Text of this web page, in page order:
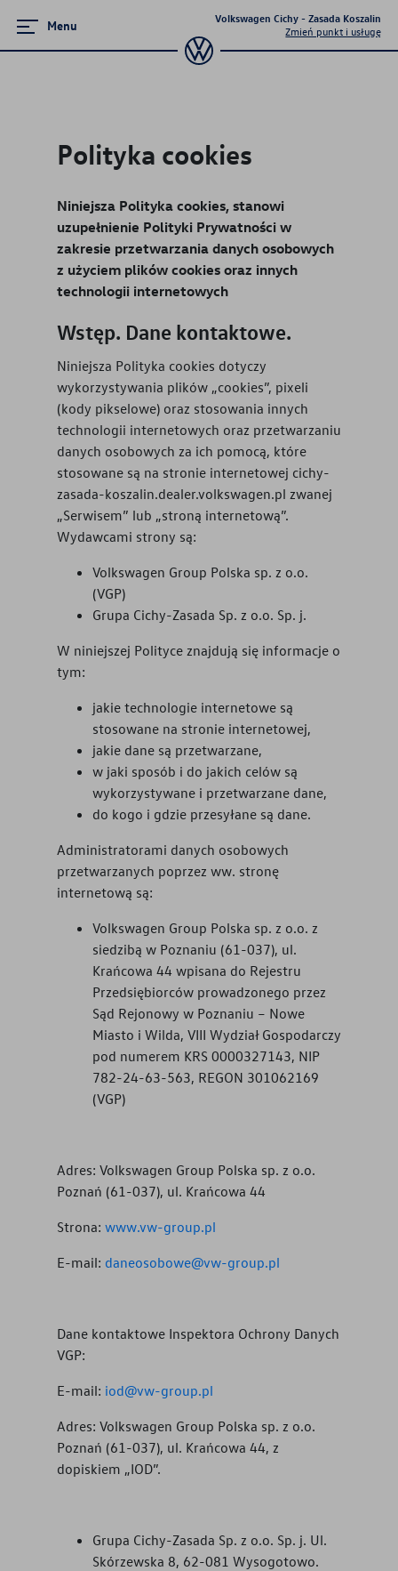
Menu
Volkswagen Cichy - Zasada Koszalin
Zmień punkt i usługę
Promocje i aktualności
Modele osobowe
Dostępne od ręki
Finansowanie
Ubezpieczenia
OTOMOTO.PL
Gwarancja i ochrona
Serwis
Akcesoria
Mapa i kontakt
Seria: "Szczególnie zadowolony
Konfigurator jazdy próbnej
Polityka cookies
Niniejsza Polityka cookies, stanowi
uzupełnienie Polityki Prywatności w
zakresie przetwarzania danych osobowych
z użyciem plików cookies oraz innych
technologii internetowych
Wstęp. Dane kontaktowe.
Niniejsza Polityka cookies dotyczy
wykorzystywania plików „cookies”, pixeli
(kody pikselowe) oraz stosowania innych
technologii internetowych oraz przetwarzaniu
danych osobowych za ich pomocą, które
stosowane są na stronie internetowej cichy-
zasada-koszalin.dealer.volkswagen.pl zwanej
„Serwisem” lub „stroną internetową”.
Wydawcami strony są:
Volkswagen Group Polska sp. z o.o.
(VGP)
Grupa Cichy-Zasada Sp. z o.o. Sp. j.
W niniejszej Polityce znajdują się informacje o
tym:
jakie technologie internetowe są
stosowane na stronie internetowej,
jakie dane są przetwarzane,
w jaki sposób i do jakich celów są
wykorzystywane i przetwarzane dane,
do kogo i gdzie przesyłane są dane.
Administratorami danych osobowych
przetwarzanych poprzez ww. stronę
internetową są:
Volkswagen Group Polska sp. z o.o. z
siedzibą w Poznaniu (61-037), ul.
Krańcowa 44 wpisana do Rejestru
Przedsiębiorców prowadzonego przez
Sąd Rejonowy w Poznaniu – Nowe
Miasto i Wilda, VIII Wydział Gospodarczy
pod numerem KRS 0000327143, NIP
782-24-63-563, REGON 301062169
(VGP)
Adres: Volkswagen Group Polska sp. z o.o.
Poznań (61-037), ul. Krańcowa 44
Strona: www.vw-group.pl
E-mail: daneosobowe@vw-group.pl
Dane kontaktowe Inspektora Ochrony Danych
VGP:
E-mail: iod@vw-group.pl
Adres: Volkswagen Group Polska sp. z o.o.
Poznań (61-037), ul. Krańcowa 44, z
dopiskiem „IOD”.
Grupa Cichy-Zasada Sp. z o.o. Sp. j. Ul.
Skórzewska 8, 62-081 Wysogotowo.